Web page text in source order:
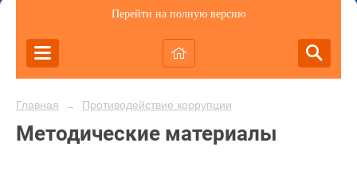
Перейти на полную версию
Главная → Противодействие коррупции
Методические материалы